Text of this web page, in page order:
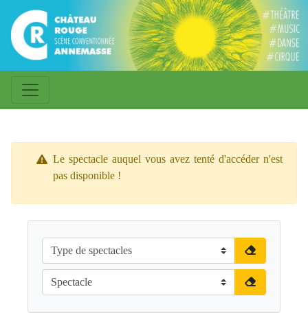
Le spectacle auquel vous avez tenté d'accéder n'est
pas disponible !